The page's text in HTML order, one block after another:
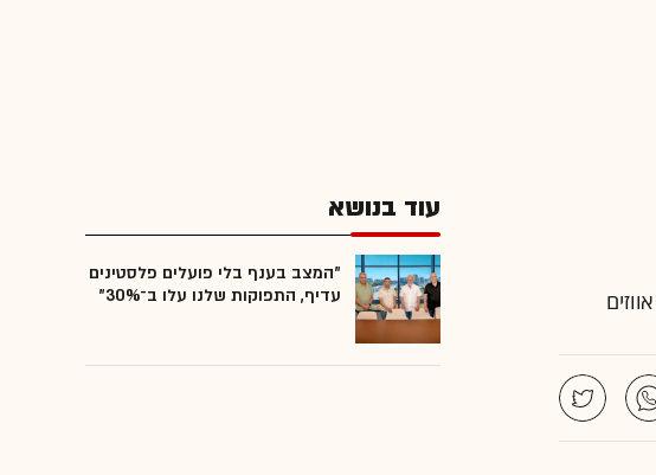
עוד בנושא
"המצב בענף בלי פועלים פלסטינים
עדיף, התפוקות שלנו עלו ב־30%"